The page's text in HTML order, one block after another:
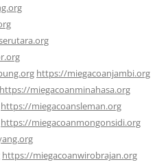
https://miegacoanjambi.org
https://miegacoanminahasa.org
https://miegacoansleman.org
https://miegacoanmongonsidi.org
https://miegacoanwirobrajan.org